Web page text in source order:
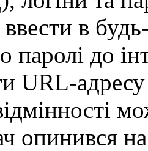
в
паролі до
URL-
опинився